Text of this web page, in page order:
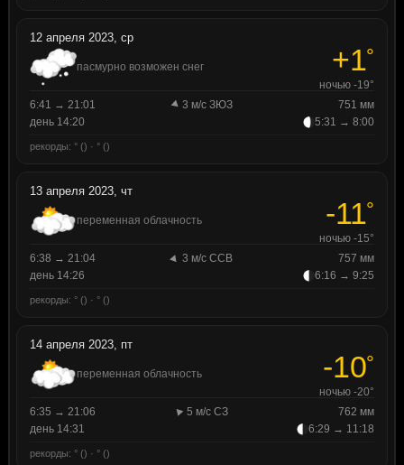
12 апреля 2023, ср
пасмурно возможен снег +1°
ночью -19°
6:41 → 21:01
3 м/с ЗЮЗ
751 мм
день 14:20
5:31 → 8:00
рекорды: ° () · ° ()
13 апреля 2023, чт
переменная облачность -11°
ночью -15°
6:38 → 21:04
3 м/с ССВ
757 мм
день 14:26
6:16 → 9:25
рекорды: ° () · ° ()
14 апреля 2023, пт
переменная облачность -10°
ночью -20°
6:35 → 21:06
5 м/с СЗ
762 мм
день 14:31
6:29 → 11:18
рекорды: ° () · ° ()